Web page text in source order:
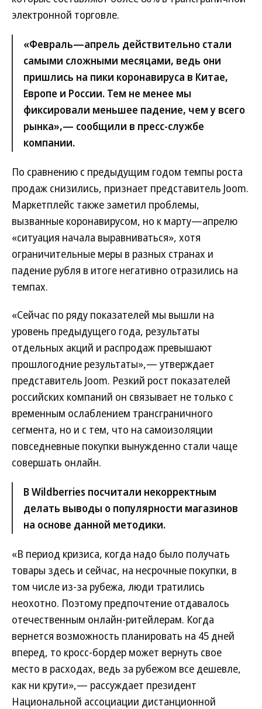
электронной торговле.
«Февраль—апрель действительно стали
самыми сложными месяцами, ведь они
пришлись на пики коронавируса в Китае,
Европе и России. Тем не менее мы
фиксировали меньшее падение, чем у всего
рынка»,— сообщили в пресс-службе
компании.
По сравнению с предыдущим годом темпы роста
продаж снизились, признает представитель Joom.
Маркетплейс также заметил проблемы,
вызванные коронавирусом, но к марту—апрелю
«ситуация начала выравниваться», хотя
ограничительные меры в разных странах и
падение рубля в итоге негативно отразились на
темпах.
«Сейчас по ряду показателей мы вышли на
уровень предыдущего года, результаты
отдельных акций и распродаж превышают
прошлогодние результаты»,— утверждает
представитель Joom. Резкий рост показателей
российских компаний он связывает не только с
временным ослаблением трансграничного
сегмента, но и с тем, что на самоизоляции
повседневные покупки вынужденно стали чаще
совершать онлайн.
В Wildberries посчитали некорректным
делать выводы о популярности магазинов
на основе данной методики.
«В период кризиса, когда надо было получать
товары здесь и сейчас, на несрочные покупки, в
том числе из-за рубежа, люди тратились
неохотно. Поэтому предпочтение отдавалось
отечественным онлайн-ритейлерам. Когда
вернется возможность планировать на 45 дней
вперед, то кросс-бордер может вернуть свое
место в расходах, ведь за рубежом все дешевле,
как ни крути»,— рассуждает президент
Национальной ассоциации дистанционной